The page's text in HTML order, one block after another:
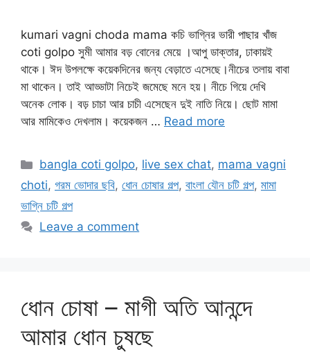
kumari vagni choda mama কচি ভাগ্নির ভারী পাছার খাঁজ
coti golpo সুমী আমার বড় বোনের মেয়ে ।আপু ডাক্তার, ঢাকায়ই
থাকে। ঈদ উপলক্ষে কয়েকদিনের জন্য বেড়াতে এসেছে।নীচের তলায় বাবা
মা থাকেন। তাই আড্ডাটা নিচেই জমেছে মনে হয়। নীচে গিয়ে দেখি
অনেক লোক। বড় চাচা আর চাচী এসেছেন দুই নাতি নিয়ে। ছোট মামা
আর মামিকেও দেখলাম। কয়েকজন … Read more
Categories
bangla coti golpo, live sex chat, mama vagni
choti, গরম ভোদার ছবি, ধোন চোষার গল্প, বাংলা যৌন চটি গল্প, মামা
ভাগ্নি চটি গল্প
Leave a comment
ধোন চোষা – মাগী অতি আনন্দে
আমার ধোন চুষছে